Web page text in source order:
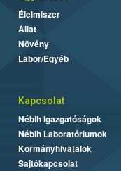
Élelmiszer
Állat
Növény
Labor/Egyéb
Kapcsolat
Nébih Igazgatóságok
Nébih Laboratóriumok
Kormányhivatalok
Sajtókapcsolat